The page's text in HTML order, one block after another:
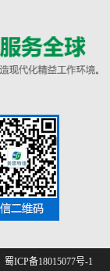
蜀ICP备18015077号-1